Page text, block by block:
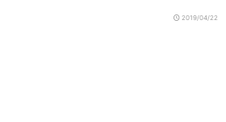
2019/04/22